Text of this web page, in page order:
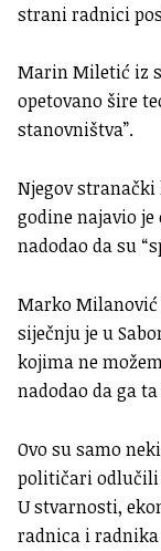
strani radnici
Marin Miletić iz
opetovano šire
stanovništva”.
Njegov
godine najavio
nadodao da su
Marko
siječnju je u
kojima ne
nadodao da ga
Ovo su samo
političari
U stvarnosti,
radnica i